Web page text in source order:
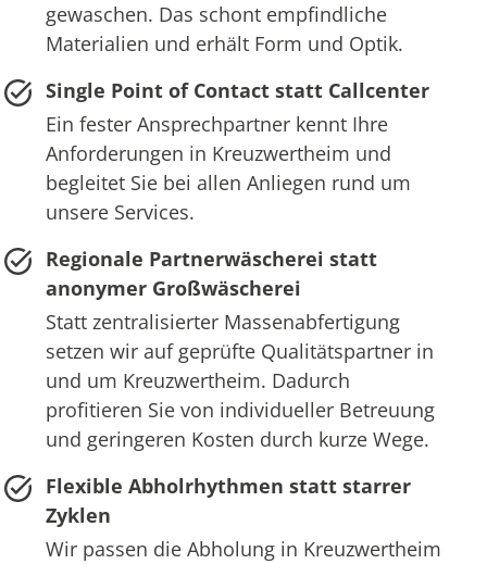
gewaschen. Das schont empfindliche
Materialien und erhält Form und Optik.
Single Point of Contact statt Callcenter
Ein fester Ansprechpartner kennt Ihre
Anforderungen in Kreuzwertheim und
begleitet Sie bei allen Anliegen rund um
unsere Services.
Regionale Partnerwäscherei statt
anonymer Großwäscherei
Statt zentralisierter Massenabfertigung
setzen wir auf geprüfte Qualitätspartner in
und um Kreuzwertheim. Dadurch
profitieren Sie von individueller Betreuung
und geringeren Kosten durch kurze Wege.
Flexible Abholrhythmen statt starrer
Zyklen
Wir passen die Abholung in Kreuzwertheim